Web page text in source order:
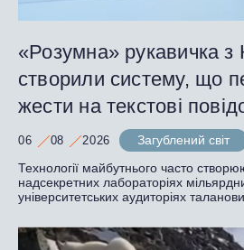
«Розумна» рукавичка з
створили систему, що
жести на текстові
06 08 2026
Загублений світ
Технології майбутнього часто
надсекретних лабораторіях
університетських аудиторіях